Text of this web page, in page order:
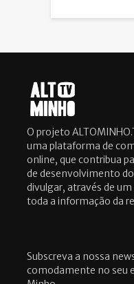
O projeto
uma plataforma de
online, que contribua
de desenvolvimento
divulgar, através de
toda a informação da
Subscreva a nossa
comodamente no seu